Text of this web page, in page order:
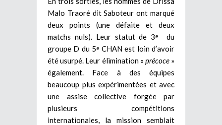
Malo Traoré dit Saboteur ont marqué
deux points (une défaite et deux
matchs nuls). Leur statut de 3e
du
groupe D du 5e CHAN est loin d’avoir
été usurpé. Leur élimination « précoce»
également. Face à des équipes
beaucoup plus expérimentées et avec
une assise collective forgée par
plusieurs compétitions
internationales, la mission semblait